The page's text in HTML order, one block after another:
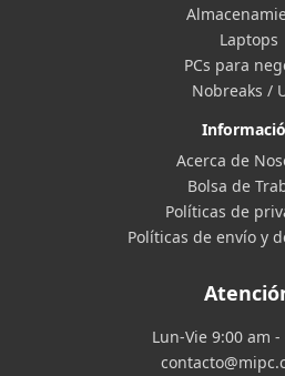
Laptops
PCs para
Nobreaks /
Acerca de
Bolsa de
Políticas de
Políticas de envío y
Lun-Vie 9:00 am